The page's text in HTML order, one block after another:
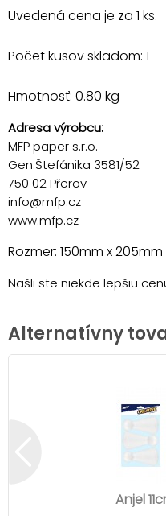
Uvedená cena je za 1 ks.
Počet kusov skladom: 1
Hmotnosť: 0.80 kg
Adresa výrobcu:
MFP paper s.r.o.
Gen.Štefánika 3581/52
750 02 Přerov
info@mfp.cz
www.mfp.cz
Rozmer: 150mm x
Našli ste niekde lepšiu
Alternatívny
Anjel